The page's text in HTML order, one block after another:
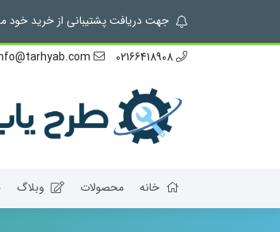
جهت دریافت پشتیبانی از خرید خود می توانید با شماره
02166418908
خانه محصولات وبلاگ